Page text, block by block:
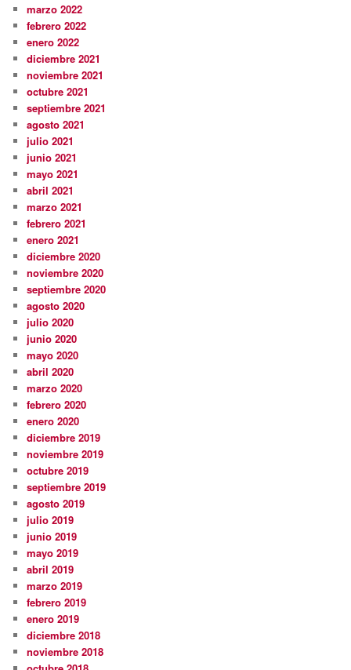
marzo 2022
febrero 2022
enero 2022
diciembre 2021
noviembre 2021
octubre 2021
septiembre 2021
agosto 2021
julio 2021
junio 2021
mayo 2021
abril 2021
marzo 2021
febrero 2021
enero 2021
diciembre 2020
noviembre 2020
septiembre 2020
agosto 2020
julio 2020
junio 2020
mayo 2020
abril 2020
marzo 2020
febrero 2020
enero 2020
diciembre 2019
noviembre 2019
octubre 2019
septiembre 2019
agosto 2019
julio 2019
junio 2019
mayo 2019
abril 2019
marzo 2019
febrero 2019
enero 2019
diciembre 2018
noviembre 2018